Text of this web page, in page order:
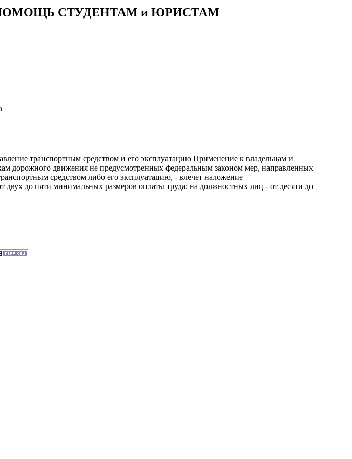
СТУДЕНТАМ и ЮРИСТАМ
транспортным средством и его эксплуатацию Применение к владельцам и
дорожного движения не предусмотренных федеральным законом мер, направленных
средством либо его эксплуатацию, - влечет наложение
двух до пяти минимальных размеров оплаты труда; на должностных лиц - от десяти до